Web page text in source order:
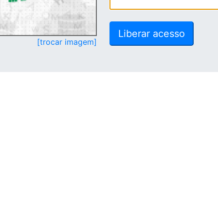
[trocar imagem]